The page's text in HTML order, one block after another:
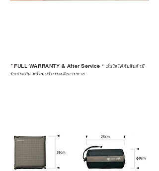
*FULL WARRANTY & After Service * มั่นใจได้กับสินค้ามี
รับประกัน พร้อมบริการหลังการขาย